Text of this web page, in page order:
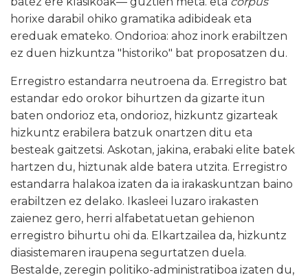
horixe darabil ohiko gramatika adibideak eta
ereduak emateko. Ondorioa: ahoz inork erabiltzen
ez duen hizkuntza "historiko" bat proposatzen du.
Erregistro estandarra neutroena da. Erregistro bat
estandar edo orokor bihurtzen da gizarte itun
baten ondorioz eta, ondorioz, hizkuntz gizarteak
hizkuntz erabilera batzuk onartzen ditu eta
besteak gaitzetsi. Askotan, jakina, erabaki elite batek
hartzen du, hiztunak alde batera utzita. Erregistro
estandarra halakoa izaten da ia irakaskuntzan baino
erabiltzen ez delako. Ikasleei luzaro irakasten
zaienez gero, herri alfabetatuetan gehienon
erregistro bihurtu ohi da. Elkartzailea da, hizkuntz
diasistemaren iraupena segurtatzen duela.
Bestalde, zeregin politiko-administratiboa izaten du,